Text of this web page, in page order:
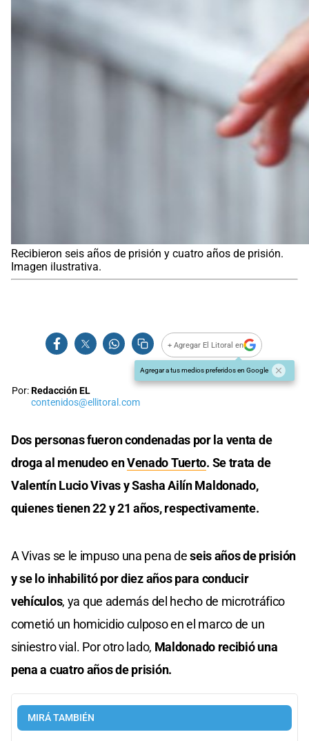
Recibieron seis años de prisión y cuatro años de prisión.
Imagen ilustrativa.
+ Agregar El Litoral en
Agregar a tus medios preferidos en Google
Por:Redacción EL
contenidos@ellitoral.com
Dos personas fueron condenadas por la venta de
droga al menudeo enVenado Tuerto. Se trata de
Valentín Lucio Vivas y Sasha Ailín Maldonado,
quienes tienen 22 y 21 años, respectivamente.
A Vivas se le impuso una pena deseis años de prisión
y se lo inhabilitó por diez años para conducir
vehículos, ya que además del hecho de microtráfico
cometió un homicidio culposo en el marco de un
siniestro vial. Por otro lado, Maldonado recibió una
pena a cuatro años de prisión.
MIRÁ TAMBIÉN